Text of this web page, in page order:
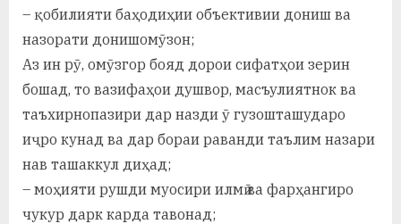
– қобилияти баҳодиҳии объективии дониш ва
назорати донишомӯзон;
Аз ин рӯ, омӯзгор бояд дорои сифатҳои зерин
бошад, то вазифаҳои душвор, масъулиятнок ва
таъхирнопазири дар назди ӯ гузошташударо
иҷро кунад ва дар бораи раванди таълим назари
нав ташаккул диҳад;
– моҳияти рушди муосири илмӣ ва фарҳангиро
чукур дарк карда тавонад;